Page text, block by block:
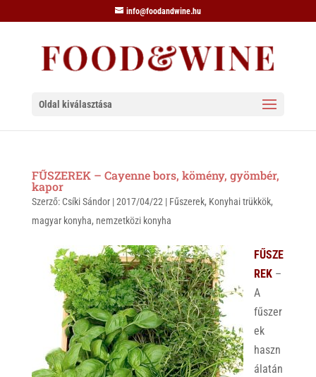
info@foodandwine.hu
Oldal kiválasztása
FŰSZEREK – Cayenne bors, kömény, gyömbér,
kapor
Szerző: Csíki Sándor|2017/04/22 | Fűszerek, Konyhai trükkök,
magyar konyha, nemzetközi konyha
FŰSZE
REK–
A
fűszer
ek
haszn
álatán